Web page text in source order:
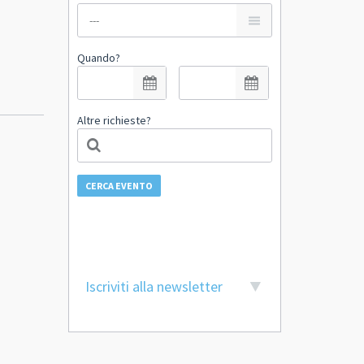
Quando?
Altre richieste?
CERCA EVENTO
Iscriviti alla newsletter